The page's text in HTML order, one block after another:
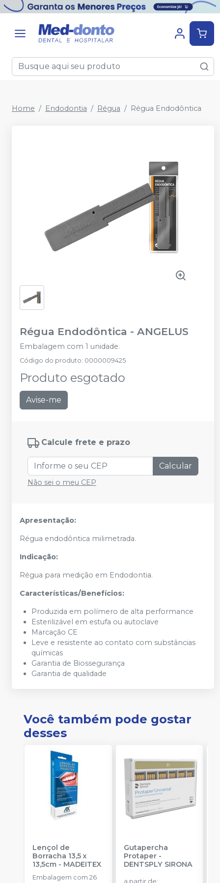
Home Endodontia Régua Régua Endodôntica
Régua Endodôntica - ANGELUS
Embalagem com 1 unidade.
Código do produto: 0000009425
Produto esgotado
Avise-me
Calcule frete e prazo
Calcular
Não sei o meu CEP
Apresentação:
Régua endodôntica milimetrada.
Indicação:
Régua para medição em Endodontia.
Características/Benefícios:
Produzida em polímero de alta performance
Esterilizável em estufa ou autoclave
Marcação CE
Leve e resistente ao contato com substâncias
químicas
Garantia de Biossegurança
Garantia de qualidade
Você também pode gostar
desses
Lençol de
Borracha 13,5 x
13,5cm - MADEITEX
Embalagem com 26
Gutapercha
Protaper-
DENTSPLY SIRONA
a partir de: